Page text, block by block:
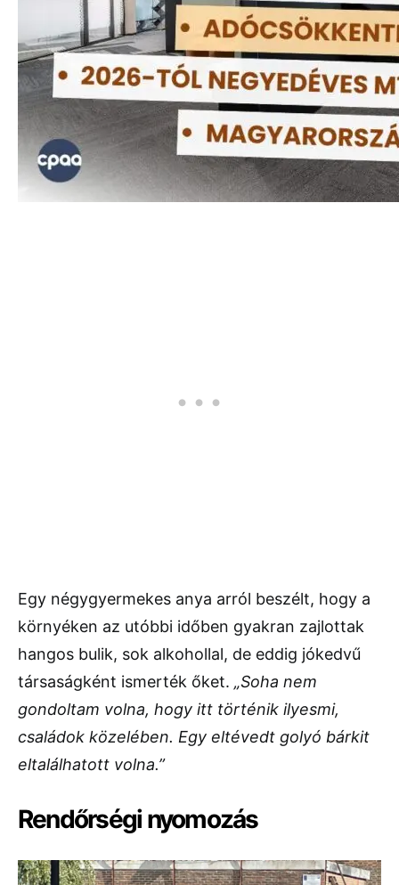
Egy négygyermekes anya arról beszélt, hogy a
környéken az utóbbi időben gyakran zajlottak
hangos bulik, sok alkohollal, de eddig jókedvű
társaságként ismerték őket. „Soha nem
gondoltam volna, hogy itt történik ilyesmi,
családok közelében. Egy eltévedt golyó bárkit
eltalálhatott volna.”
Rendőrségi nyomozás